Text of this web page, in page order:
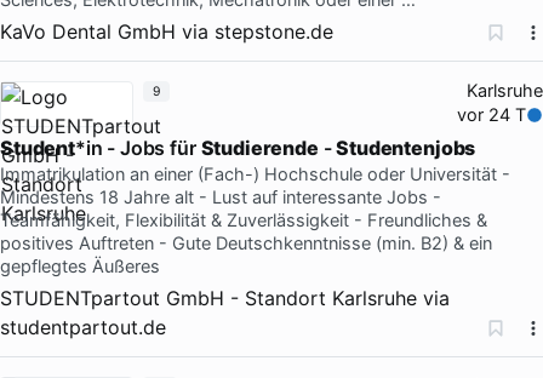
KaVo Dental GmbH via stepstone.de
Karlsruhe
vor 24 T
Student*in - Jobs für Studierende -Studentenjobs
Immatrikulation an einer (Fach-) Hochschule oder Universität -
Mindestens 18 Jahre alt - Lust auf interessante Jobs -
Teamfähigkeit, Flexibilität & Zuverlässigkeit - Freundliches &
positives Auftreten - Gute Deutschkenntnisse (min. B2) & ein
gepflegtes Äußeres
STUDENTpartout GmbH - Standort Karlsruhe via
studentpartout.de
9